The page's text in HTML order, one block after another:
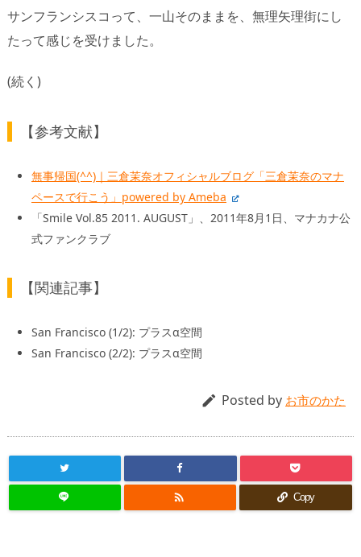
サンフランシスコって、一山そのままを、無理矢理街にし
たって感じを受けました。
(続く)
【参考文献】
無事帰国(^^)｜三倉茉奈オフィシャルブログ「三倉茉奈のマナ
ペースで行こう」powered by Ameba
「Smile Vol.85 2011. AUGUST」、2011年8月1日、マナカナ公
式ファンクラブ
【関連記事】
San Francisco (1/2): プラスα空間
San Francisco (2/2): プラスα空間
 Posted by お市のかた
 Copy